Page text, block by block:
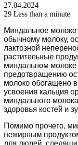
27.04.2024
29 Less than a minute
Миндальное молоко
обычному молоку,
лактозной
растительные
миндальном молоке
предотвращению
молоко обогащено
усвоения кальция
миндального
здоровья костей и
Помимо прочего,
нежирным
для людей,